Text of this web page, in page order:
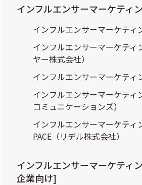
インフルエンサーマーケティ
インフルエンサーマーケテ
インフルエンサーマーケテ
ヤー株式会社）
インフルエンサーマーケテ
インフルエンサーマーケテ
コミュニケーションズ）
インフルエンサーマーケティ
PACE（リデル株式会社）
インフルエンサーマーケティ
企業向け]